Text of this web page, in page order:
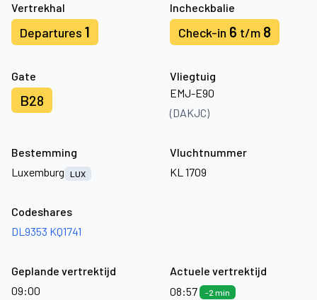
Vertrekhal
Departures 1
Incheckbalie
Check-in 6 t/m 8
Gate
B28
Vliegtuig
EMJ-E90
(DAKJC)
Bestemming
Luxemburg
LUX
Vluchtnummer
KL 1709
Codeshares
DL9353 KQ1741
Geplande vertrektijd
09:00
Actuele vertrektijd
08:57
-2 min